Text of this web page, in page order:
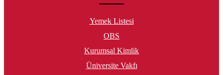
Yemek Listesi
OBS
Kurumsal Kimlik
Üniversite Vakfı